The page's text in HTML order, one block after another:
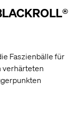
Faszienbälle für
verhärteten